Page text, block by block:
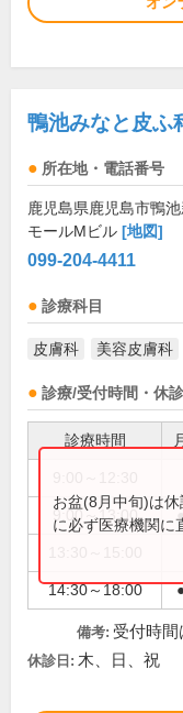
鴨池みなと皮ふ
所在地・電話番号
鹿児島県鹿児島市鴨
モールMビル [地図]
099-204-4411
診療科目
皮膚科 美容皮膚科
診療/受付時間・休
診療時間
9:00～13:00
14:30～18:00
お盆(8月中旬)は
に必ず医療機関に
備考: 受付時間
休診日: 木、日、祝